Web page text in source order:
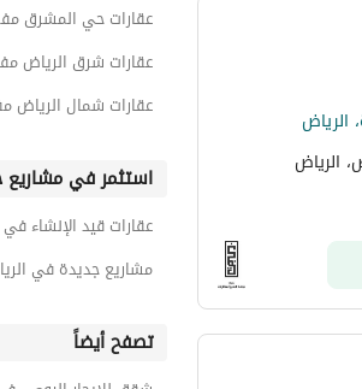
الرياض
الرياض
عقارات حي المشرق
عقارات شرق الرياض
عقارات شمال الرياض
استثمر في مشاريع
عقارات قيد الإنشاء
مشاريع جديدة في
تصفح أيضاً